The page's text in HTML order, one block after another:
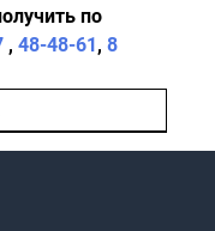
по
, 48-48-61, 8